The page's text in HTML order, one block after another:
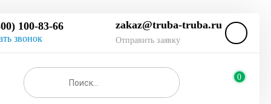
100-83-66
звонок
zakaz@truba-truba.ru
Отправить заявку
0